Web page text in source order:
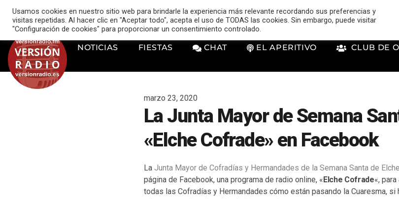
music_note VERSIÓN RADIO
NOTICIAS FIESTAS CHAT EL APERITIVO CLUB DE
marzo 23, 2020
La Junta Mayor de Semana
«Elche Cofrade» en Facebook
La Junta Mayor de Cofradías y Hermandades de la Semana Santa de Elche
página de Facebook, una programa de radio online, «Elche Cofrade«,
todas las Cofradías y Hermandades cómo están pasando la Cuaresma, si
Usamos cookies en nuestro sitio web para brindarle la experiencia más relevante recordando sus preferencias y
visitas repetidas. Al hacer clic en "Aceptar todo", acepta el uso de TODAS las cookies. Sin embargo, puede visitar
"Configuración de cookies" para proporcionar un consentimiento controlado.